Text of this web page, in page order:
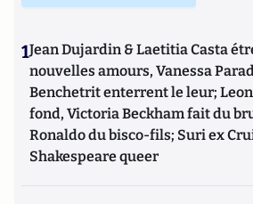
1Jean Dujardin & Laetitia Casta
nouvelles amours, Vanessa
Benchetrit enterrent le leur;
fond, Victoria Beckham fait du
Ronaldo du bisco-fils; Suri ex
Shakespeare queer